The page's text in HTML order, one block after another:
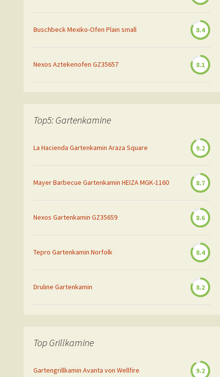
Buschbeck Mexiko-Ofen Plain small 8.4
Nexos Aztekenofen GZ35657 8.1
Top5: Gartenkamine
La Hacienda Gartenkamin Araza Square 9.2
Mayer Barbecue Gartenkamin HEIZA MGK-1160 8.7
Nexos Gartenkamin GZ35659 8.6
Tepro Gartenkamin Norfolk 8.4
Druline Gartenkamin 8.2
Top Grillkamine
Gartengrillkamin Avanta von Wellfire 9.2